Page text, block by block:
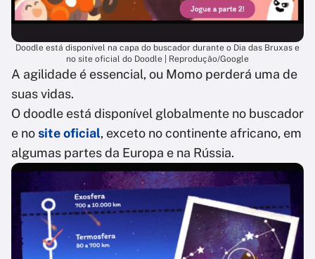
Doodle está disponível na capa do buscador durante o Dia das Bruxas e
no site oficial do Doodle | Reprodução/Google
A agilidade é essencial, ou Momo perderá uma de
suas vidas.
O doodle está disponível globalmente no buscador
e nosite oficial, exceto no continente africano, em
algumas partes da Europa e na Rússia.